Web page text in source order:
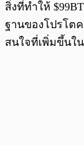
สิ่งที่ทำให้
ฐานของโปรโต
สนใจที่เพิ่มขึ้นใ